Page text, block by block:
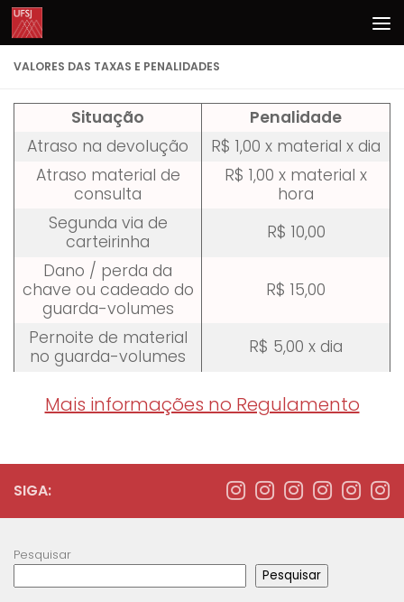
Skip to content
VALORES DAS TAXAS E PENALIDADES
Situação
Penalidade
Atraso na devolução
R$ 1,00 x material x dia
Atraso material de
consulta
R$ 1,00 x material x
hora
Segunda via de
carteirinha
R$ 10,00
Dano / perda da
chave ou cadeado do
guarda-volumes
R$ 15,00
Pernoite de material
no guarda-volumes
R$ 5,00 x dia
Mais informações no Regulamento
SIGA:
Pesquisar
Pesquisar